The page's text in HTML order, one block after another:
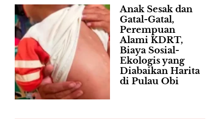
Anak Sesak dan
Gatal-Gatal,
Perempuan
Alami KDRT,
Biaya Sosial-
Ekologis yang
Diabaikan Harita
di Pulau Obi